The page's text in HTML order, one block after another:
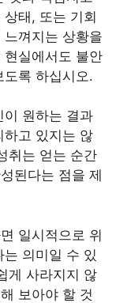
태, 또는 기회
껴지는 상황을
실에서도 불안
록 하십시오.
이 원하는 결과
하고 있지는 않
취는 얻는 순간
된다는 점을 제
일시적으로 위
의미일 수 있
게 사라지지 않
보아야 할 것